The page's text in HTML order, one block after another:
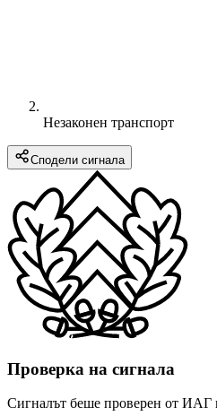
Незаконен транспорт
Сподели сигнала
Проверка на сигнала
Сигналът беше проверен от ИАГ